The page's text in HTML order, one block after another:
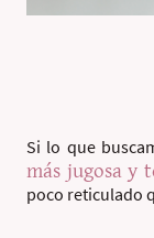
Si lo que
más jugosa y
poco reticulado